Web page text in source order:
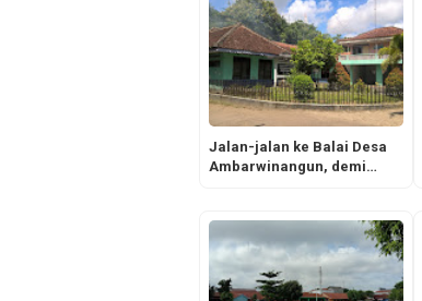
Jalan-jalan ke Balai Desa
Ambarwinangun, demi